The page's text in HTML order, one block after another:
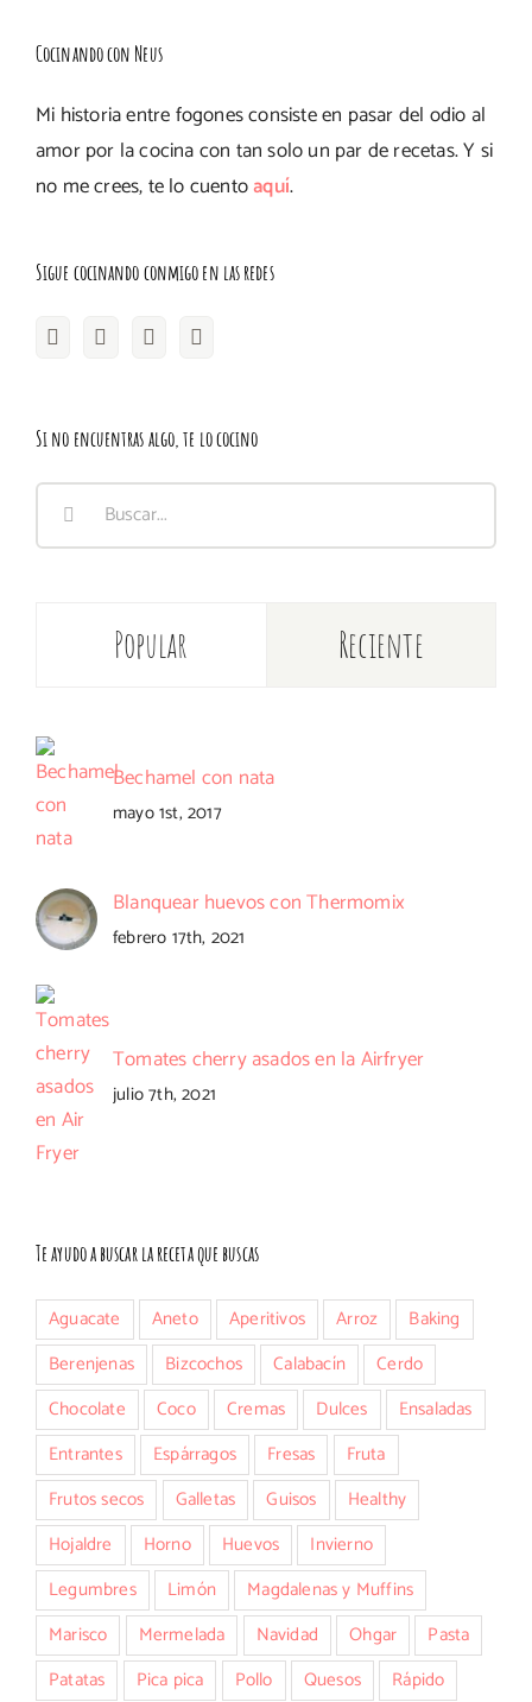
Cocinando con Neus
Mi historia entre fogones consiste en pasar del odio al
amor por la cocina con tan solo un par de recetas. Y si
no me crees, te lo cuentoaquí.
Sigue cocinando conmigo en las redes
Si no encuentras algo, te lo cocino
Buscar:
Popular Reciente
Bechamel con nata
mayo 1st, 2017
Blanquear huevos con Thermomix
febrero 17th, 2021
Tomates cherry asados en la Airfryer
julio 7th, 2021
Te ayudo a buscar la receta que buscas
Aguacate Aneto Aperitivos Arroz
Baking
Berenjenas
Bizcochos Calabacín
Cerdo
Chocolate
Coco Cremas Dulces
Ensaladas
Entrantes
Espárragos Fresas
Fruta
Frutos secos
Galletas Guisos
Healthy
Hojaldre
Horno Huevos
Invierno
Legumbres
Limón
Magdalenas y Muffins
Marisco
Mermelada Navidad Ohgar
Pasta
Patatas
Pica pica Pollo Quesos
Rápido